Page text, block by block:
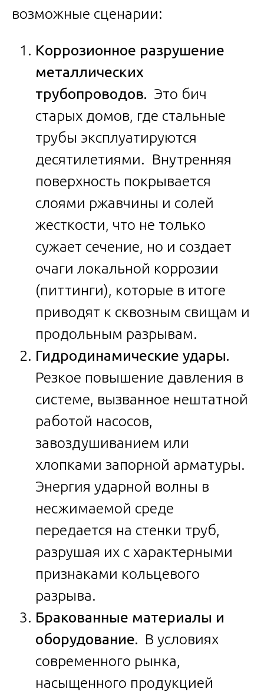
возможные сценарии:
Коррозионное разрушение
металлических
трубопроводов. Это бич
старых домов, где стальные
трубы эксплуатируются
десятилетиями. Внутренняя
поверхность покрывается
слоями ржавчины и солей
жесткости, что не только
сужает сечение, но и создает
очаги локальной коррозии
(питтинги), которые в итоге
приводят к сквозным свищам и
продольным разрывам.
Гидродинамические удары.
Резкое повышение давления в
системе, вызванное нештатной
работой насосов,
завоздушиванием или
хлопками запорной арматуры.
Энергия ударной волны в
несжимаемой среде
передается на стенки труб,
разрушая их с характерными
признаками кольцевого
разрыва.
Бракованные материалы и
оборудование. В условиях
современного рынка,
насыщенного продукцией